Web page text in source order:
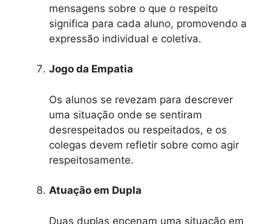
mensagens sobre o que o respeito
significa para cada aluno, promovendo a
expressão individual e coletiva.
Jogo da Empatia
Os alunos se revezam para descrever
uma situação onde se sentiram
desrespeitados ou respeitados, e os
colegas devem refletir sobre como agir
respeitosamente.
Atuação em Dupla
Duas duplas encenam uma situação em